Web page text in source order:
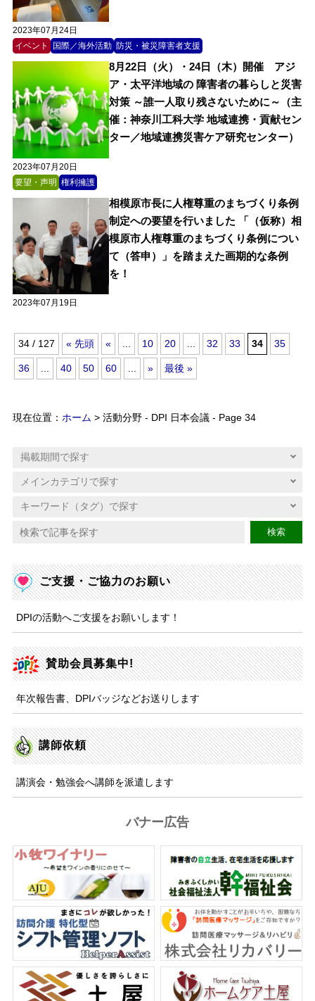
2023年07月24日
イベント 国際／海外活動 防災・被災障害者支援
2023年07月20日
8月22日（火）・24日（木）開催 アジ
ア・太平洋地域の 障害者の暮らしと災害
対策 ～誰一人取り残さないために～（主
催：神奈川工科大学 地域連携・貢献セン
ター／地域連携災害ケア研究センター）
要望・声明 権利擁護
2023年07月19日
相模原市長に人権尊重のまちづくり条例
制定への要望を行いました 「（仮称）相
模原市人権尊重のまちづくり条例につい
て（答申）」を踏まえた画期的な条例
を！
34 / 127 « 先頭 « ... 10 20 ... 32 33 34 35
36 ... 40 50 60 ... » 最後 »
現在位置： ホーム > 活動分野 - DPI 日本会議 - Page 34
検索
ご支援・ご協力のお願い
DPIの活動へご支援をお願いします！
賛助会員募集中!
年次報告書、DPIバッジなどお送りします
講師依頼
講演会・勉強会へ講師を派遣します
バナー広告